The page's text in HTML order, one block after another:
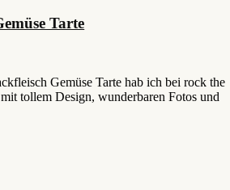
Tarte
Gemüse Tarte hab ich bei rock the
tollem Design, wunderbaren Fotos und